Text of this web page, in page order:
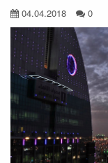
04.04.2018 0